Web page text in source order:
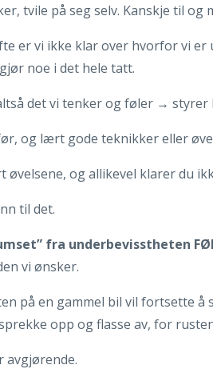
tvile på seg selv. Kanskje til og
er vi ikke klar over hvorfor vi
noe i det hele tatt.
det vi tenker og føler → styrer
og lært gode teknikker eller
og allikevel klarer du
til det.
fra underbevisstheten
vi ønsker.
på en gammel bil vil fortsette
opp og flasse av, for
avgjørende.